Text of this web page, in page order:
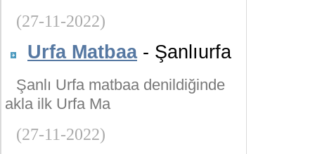
(27-11-2022)
Urfa Matbaa- Şanlıurfa
Şanlı Urfa matbaa denildiğinde
akla ilk Urfa Ma
(27-11-2022)